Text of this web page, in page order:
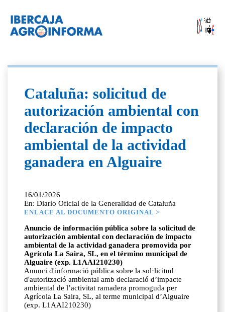
Cataluña: solicitud de
autorización ambiental con
declaración de impacto
ambiental de la actividad
ganadera en Alguaire
16/01/2026
En: Diario Oficial de la Generalidad de Cataluña
ENLACE AL DOCUMENTO ORIGINAL >
Anuncio de información pública sobre la solicitud de
autorización ambiental con declaración de impacto
ambiental de la actividad ganadera promovida por
Agrícola La Saira, SL, en el término municipal de
Alguaire (exp. L1AAI210230)
Anunci d'informació pública sobre la sol·licitud
d'autorització ambiental amb declaració d’impacte
ambiental de l’activitat ramadera promoguda per
Agrícola La Saira, SL, al terme municipal d’Alguaire
(exp. L1AAI210230)